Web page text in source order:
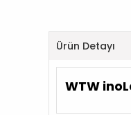
Ürün Detayı
WTW